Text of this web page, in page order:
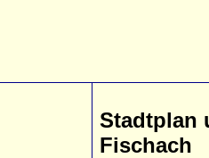
Stadtplan
Fischach